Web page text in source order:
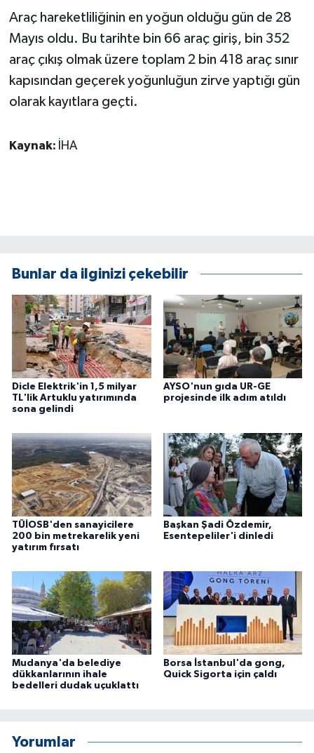
Araç hareketliliğinin en yoğun olduğu gün de 28
Mayıs oldu. Bu tarihte bin 66 araç giriş, bin 352
araç çıkış olmak üzere toplam 2 bin 418 araç sınır
kapısından geçerek yoğunluğun zirve yaptığı gün
olarak kayıtlara geçti.
Kaynak: İHA
Bunlar da ilginizi çekebilir
Dicle Elektrik'in 1,5 milyar
TL'lik Artuklu yatırımında
sona gelindi
AYSO'nun gıda UR-GE
projesinde ilk adım atıldı
TÜİOSB'den sanayicilere
200 bin metrekarelik yeni
yatırım fırsatı
Başkan Şadi Özdemir,
Esentepeliler'i dinledi
Mudanya'da belediye
dükkanlarının ihale
bedelleri dudak uçuklattı
Borsa İstanbul'da gong,
Quick Sigorta için çaldı
Yorumlar
TEKNOLOJİ
Turizm
ÜLKE GÜNDEMİ